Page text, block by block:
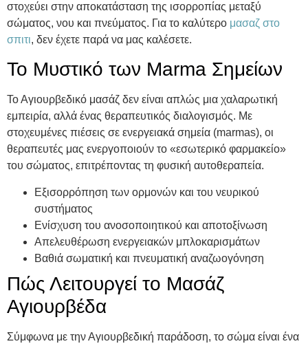
στοχεύει στην αποκατάσταση της ισορροπίας μεταξύ
σώματος, νου και πνεύματος. Για το καλύτερο μασαζ στο
σπιτι, δεν έχετε παρά να μας καλέσετε.
Το Μυστικό των Marma Σημείων
Το Αγιουρβεδικό μασάζ δεν είναι απλώς μια χαλαρωτική
εμπειρία, αλλά ένας θεραπευτικός διαλογισμός. Με
στοχευμένες πιέσεις σε ενεργειακά σημεία (marmas), οι
θεραπευτές μας ενεργοποιούν το «εσωτερικό φαρμακείο»
του σώματος, επιτρέποντας τη φυσική αυτοθεραπεία.
Εξισορρόπηση των ορμονών και του νευρικού
συστήματος
Ενίσχυση του ανοσοποιητικού και αποτοξίνωση
Απελευθέρωση ενεργειακών μπλοκαρισμάτων
Βαθιά σωματική και πνευματική αναζωογόνηση
Πώς Λειτουργεί το Μασάζ
Αγιουρβέδα
Σύμφωνα με την Αγιουρβεδική παράδοση, το σώμα είναι ένα